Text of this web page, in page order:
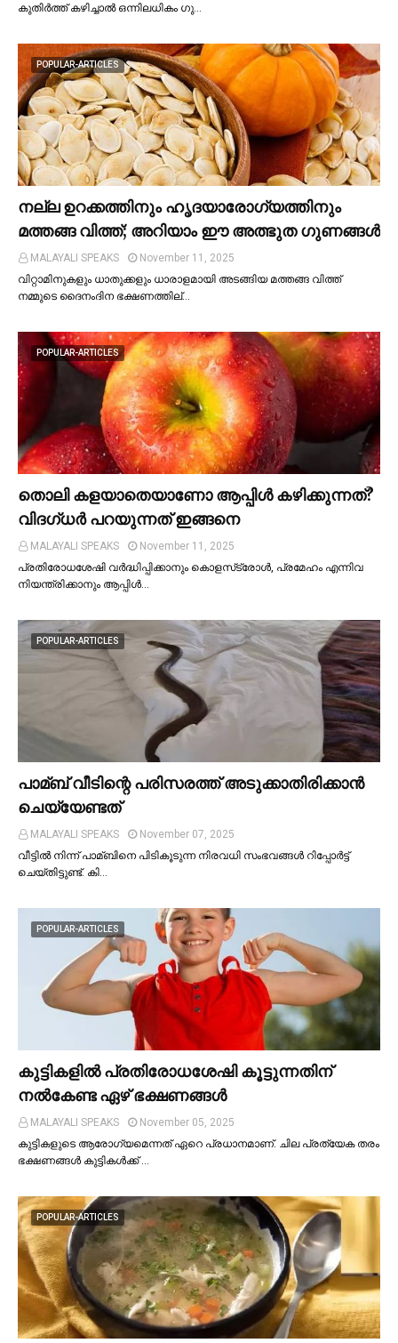
കുതിർത്ത് കഴിച്ചാല്‍ ഒന്നിലധികം ഗു…
POPULAR-ARTICLES
നല്ല ഉറക്കത്തിനും ഹൃദയാരോഗ്യത്തിനും
മത്തങ്ങ വിത്ത്; അറിയാം ഈ അത്ഭുത ഗുണങ്ങള്‍
MALAYALI SPEAKS
November 11, 2025
വിറ്റാമിനുകളും ധാതുക്കളും ധാരാളമായി അടങ്ങിയ മത്തങ്ങ വിത്ത്
നമ്മുടെ ദൈനംദിന ഭക്ഷണത്തില്…
POPULAR-ARTICLES
തൊലി കളയാതെയാണോ ആപ്പിള്‍ കഴിക്കുന്നത്?
വിദഗ്ധര്‍ പറയുന്നത് ഇങ്ങനെ
MALAYALI SPEAKS
November 11, 2025
പ്രതിരോധശേഷി വർദ്ധിപ്പിക്കാനും കൊളസ്‌ട്രോള്‍, പ്രമേഹം എന്നിവ
നിയന്ത്രിക്കാനും ആപ്പിള്‍…
POPULAR-ARTICLES
പാമ്ബ് വീടിന്റെ പരിസരത്ത് അടുക്കാതിരിക്കാൻ
ചെയ്യേണ്ടത്
MALAYALI SPEAKS
November 07, 2025
വീട്ടില്‍ നിന്ന് പാമ്ബിനെ പിടികൂടുന്ന നിരവധി സംഭവങ്ങള്‍ റിപ്പോർട്ട്
ചെയ്തിട്ടുണ്ട്. കി…
POPULAR-ARTICLES
കുട്ടികളില്‍ പ്രതിരോധശേഷി കൂട്ടുന്നതിന്
നല്‍കേണ്ട ഏഴ് ഭക്ഷണങ്ങള്‍
MALAYALI SPEAKS
November 05, 2025
കുട്ടികളുടെ ആരോഗ്യമെന്നത് ഏറെ പ്രധാനമാണ്. ചില പ്രത്യേക തരം
ഭക്ഷണങ്ങള്‍ കുട്ടികള്‍ക്ക് …
POPULAR-ARTICLES